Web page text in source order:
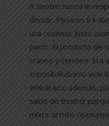
A Beatriz nunca le
decidir. Pasaron 84
una cesárea. Justo
parto. El producto de
cráneo y cerebro. Era
imposibilitaba su vida
embarazo, además,
salud de Beatriz
mixta: artritis